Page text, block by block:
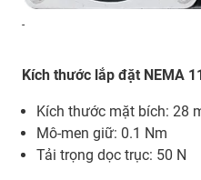
-
Kích thước lắp đặt NEMA 11
Kích thước mặt bích: 28
Mô-men giữ: 0.1 Nm
Tải trọng dọc trục: 50 N